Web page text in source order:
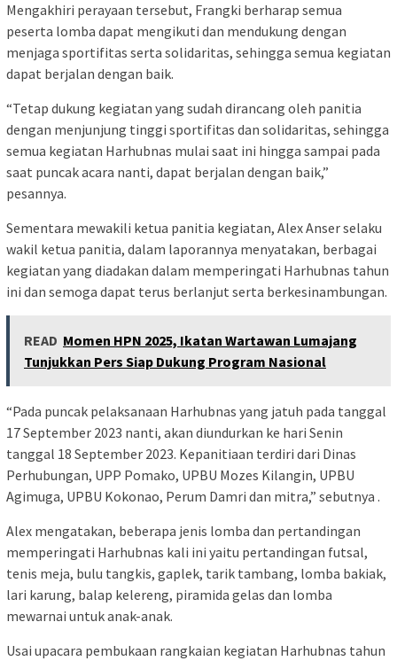
Mengakhiri perayaan tersebut, Frangki berharap semua
peserta lomba dapat mengikuti dan mendukung dengan
menjaga sportifitas serta solidaritas, sehingga semua kegiatan
dapat berjalan dengan baik.
“Tetap dukung kegiatan yang sudah dirancang oleh panitia
dengan menjunjung tinggi sportifitas dan solidaritas, sehingga
semua kegiatan Harhubnas mulai saat ini hingga sampai pada
saat puncak acara nanti, dapat berjalan dengan baik,”
pesannya.
Sementara mewakili ketua panitia kegiatan, Alex Anser selaku
wakil ketua panitia, dalam laporannya menyatakan, berbagai
kegiatan yang diadakan dalam memperingati Harhubnas tahun
ini dan semoga dapat terus berlanjut serta berkesinambungan.
READ Momen HPN 2025, Ikatan Wartawan Lumajang
Tunjukkan Pers Siap Dukung Program Nasional
“Pada puncak pelaksanaan Harhubnas yang jatuh pada tanggal
17 September 2023 nanti, akan diundurkan ke hari Senin
tanggal 18 September 2023. Kepanitiaan terdiri dari Dinas
Perhubungan, UPP Pomako, UPBU Mozes Kilangin, UPBU
Agimuga, UPBU Kokonao, Perum Damri dan mitra,” sebutnya .
Alex mengatakan, beberapa jenis lomba dan pertandingan
memperingati Harhubnas kali ini yaitu pertandingan futsal,
tenis meja, bulu tangkis, gaplek, tarik tambang, lomba bakiak,
lari karung, balap kelereng, piramida gelas dan lomba
mewarnai untuk anak-anak.
Usai upacara pembukaan rangkaian kegiatan Harhubnas tahun